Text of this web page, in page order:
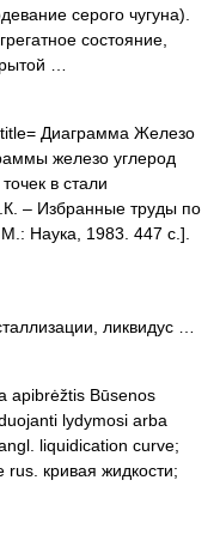
серого чугуна).
состояние,
…
Диаграмма Железо
железо углерод
в стали
– Избранные труды по
Наука, 1983. 447 с.].
ликвидус …
apibrėžtis Būsenos
lydymosi arba
liquidication curve;
кривая жидкости;